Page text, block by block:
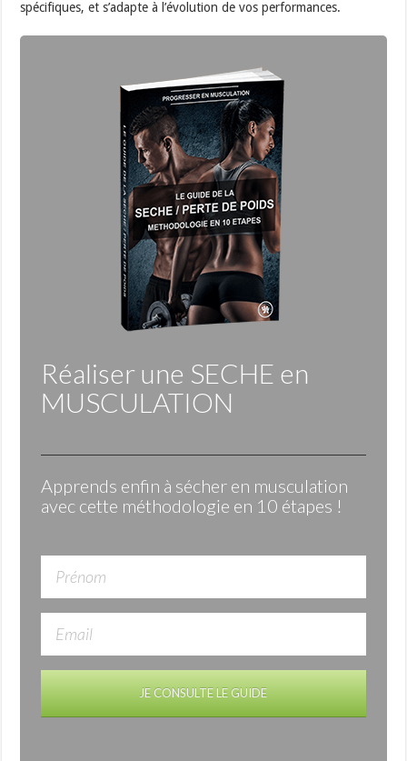
spécifiques, et s’adapte à l’évolution de vos performances.
Réaliser une SECHE en
MUSCULATION
Apprends enfin à sécher en musculation
avec cette méthodologie en 10 étapes !
JE CONSULTE LE GUIDE